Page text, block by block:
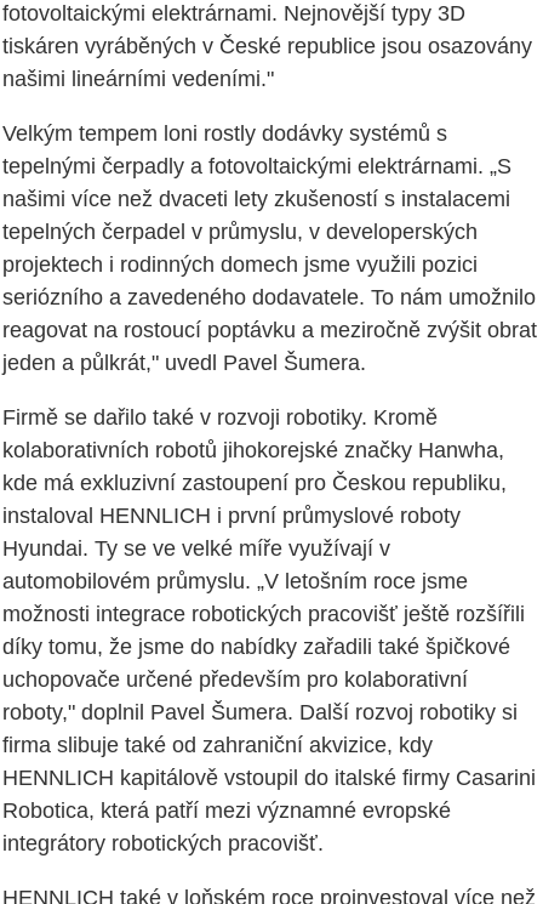
fotovoltaickými elektrárnami. Nejnovější typy 3D
tiskáren vyráběných v České republice jsou osazovány
našimi lineárními vedeními."
Velkým tempem loni rostly dodávky systémů s
tepelnými čerpadly a fotovoltaickými elektrárnami. „S
našimi více než dvaceti lety zkušeností s instalacemi
tepelných čerpadel v průmyslu, v developerských
projektech i rodinných domech jsme využili pozici
seriózního a zavedeného dodavatele. To nám umožnilo
reagovat na rostoucí poptávku a meziročně zvýšit obrat
jeden a půlkrát," uvedl Pavel Šumera.
Firmě se dařilo také v rozvoji robotiky. Kromě
kolaborativních robotů jihokorejské značky Hanwha,
kde má exkluzivní zastoupení pro Českou republiku,
instaloval HENNLICH i první průmyslové roboty
Hyundai. Ty se ve velké míře využívají v
automobilovém průmyslu. „V letošním roce jsme
možnosti integrace robotických pracovišť ještě rozšířili
díky tomu, že jsme do nabídky zařadili také špičkové
uchopovače určené především pro kolaborativní
roboty," doplnil Pavel Šumera. Další rozvoj robotiky si
firma slibuje také od zahraniční akvizice, kdy
HENNLICH kapitálově vstoupil do italské firmy Casarini
Robotica, která patří mezi významné evropské
integrátory robotických pracovišť.
HENNLICH také v loňském roce proinvestoval více než